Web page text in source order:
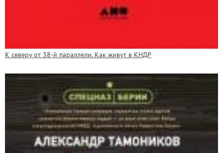
К северу от 38-й параллели. Как живут в КНДР